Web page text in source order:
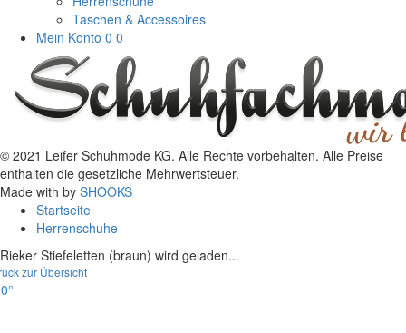
Taschen & Accessoires
Mein Konto 0 0
© 2021 Leifer Schuhmode KG. Alle Rechte vorbehalten. Alle Preise
enthalten die gesetzliche Mehrwertsteuer.
Made with by SHOOKS
Startseite
Herrenschuhe
Rieker Stiefeletten (braun) wird geladen...
zur Übersicht